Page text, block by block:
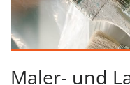
Maler- und